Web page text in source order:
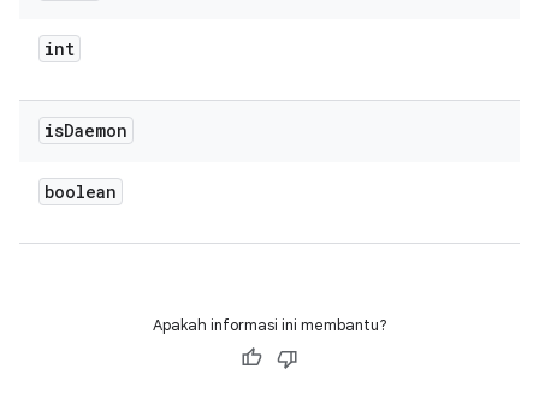
int
isDaemon
boolean
Apakah informasi ini membantu?